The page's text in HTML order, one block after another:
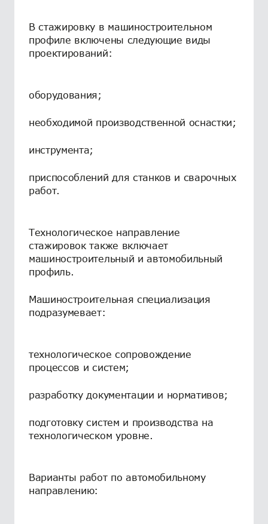
В стажировку в машиностроительном
профиле включены следующие виды
проектирований:
оборудования;
необходимой производственной оснастки;
инструмента;
приспособлений для станков и сварочных
работ.
Технологическое направление
стажировок также включает
машиностроительный и автомобильный
профиль.
Машиностроительная специализация
подразумевает:
технологическое сопровождение
процессов и систем;
разработку документации и нормативов;
подготовку систем и производства на
технологическом уровне.
Варианты работ по автомобильному
направлению: